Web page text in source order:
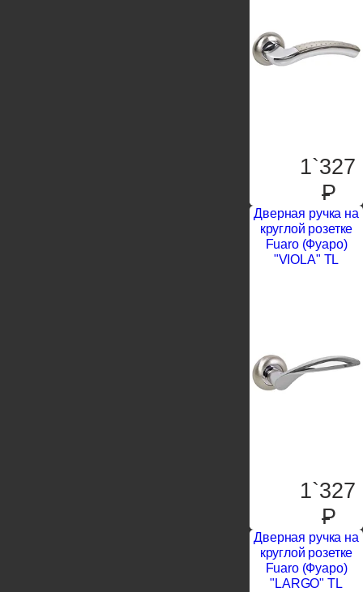
1`327
P
Дверная ручка на
круглой розетке
Fuaro (Фуаро)
"VIOLA" TL
1`327
P
Дверная ручка на
круглой розетке
Fuaro (Фуаро)
"LARGO" TL